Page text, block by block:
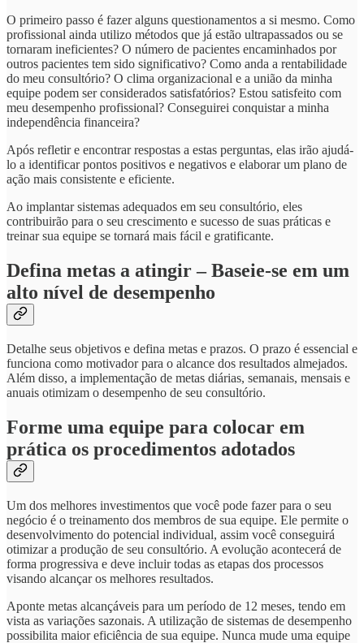
O primeiro passo é fazer alguns questionamentos a si mesmo. Como
profissional ainda utilizo métodos que já estão ultrapassados ou se
tornaram ineficientes? O número de pacientes encaminhados por
outros pacientes tem sido significativo? Como anda a rentabilidade
do meu consultório? O clima organizacional e a união da minha
equipe podem ser considerados satisfatórios? Estou satisfeito com
meu desempenho profissional? Conseguirei conquistar a minha
independência financeira?
Após refletir e encontrar respostas a estas perguntas, elas irão ajudá-
lo a identificar pontos positivos e negativos e elaborar um plano de
ação mais consistente e eficiente.
Ao implantar sistemas adequados em seu consultório, eles
contribuirão para o seu crescimento e sucesso de suas práticas e
treinar sua equipe se tornará mais fácil e gratificante.
Defina metas a atingir – Baseie-se em um
alto nível de desempenho
Detalhe seus objetivos e defina metas e prazos. O prazo é essencial e
funciona como motivador para o alcance dos resultados almejados.
Além disso, a implementação de metas diárias, semanais, mensais e
anuais otimizam o desempenho de seu consultório.
Forme uma equipe para colocar em
prática os procedimentos adotados
Um dos melhores investimentos que você pode fazer para o seu
negócio é o treinamento dos membros de sua equipe. Ele permite o
desenvolvimento do potencial individual, assim você conseguirá
otimizar a produção de seu consultório. A evolução acontecerá de
forma progressiva e deve incluir todas as etapas dos processos
visando alcançar os melhores resultados.
Aponte metas alcançáveis para um período de 12 meses, tendo em
vista as variações sazonais. A utilização de sistemas de desempenho
possibilita maior eficiência de sua equipe. Nunca mude uma equipe